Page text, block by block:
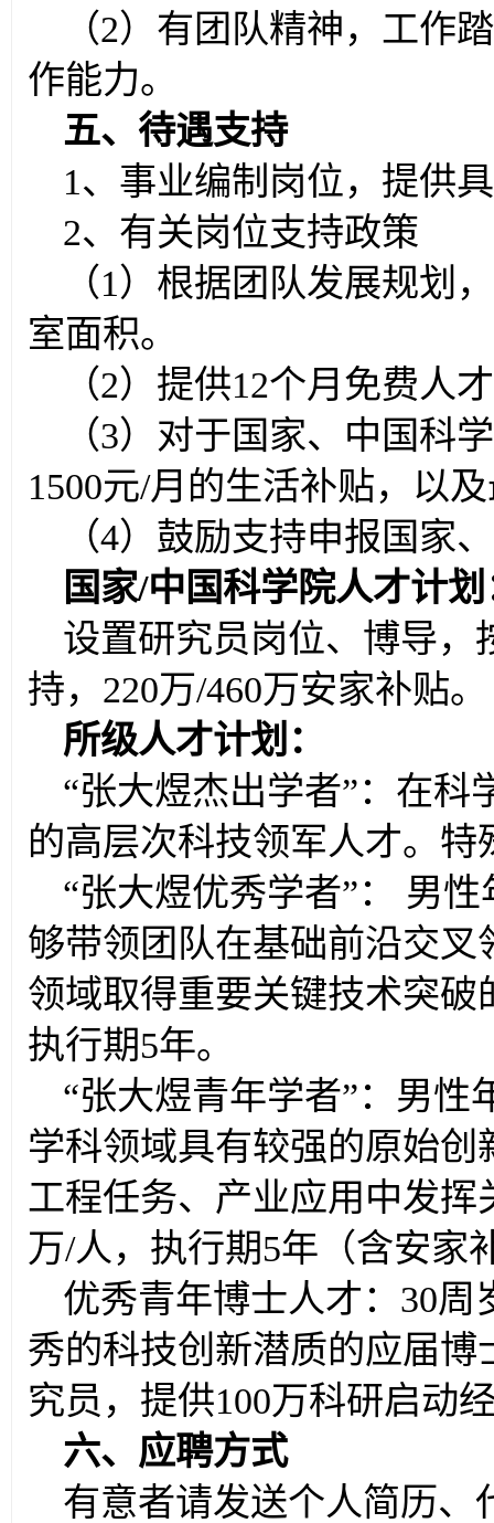
（2）有团队精神，工作
作能力。
五、待遇支持
1、事业编制岗位，提供
2、有关岗位支持政策
（1）根据团队发展规划
室面积。
（2）提供12个月免费人
（3）对于国家、中国科
1500元/月的生活补贴，以
（4）鼓励支持申报国家
国家/中国科学院人才计划
设置研究员岗位、博导，
持，220万/460万安家补贴。
所级人才计划：
“张大煜杰出学者”：在
的高层次科技领军人才。
“张大煜优秀学者”：
男性
够带领团队在基础前沿交
领域取得重要关键技术突
执行期5年。
“张大煜青年学者”：男性
学科领域具有较强的原始
工程任务、产业应用中发
万/人，执行期5年（含安家
优秀青年博士人才：30
秀的科技创新潜质的应届
究员，提供100万科研启动
六、应聘方式
有意者请发送个人简历、